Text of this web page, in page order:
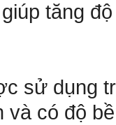
tăng
sử dụng
và có độ